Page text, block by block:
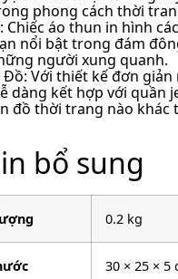
phong cách thời
Chiếc áo thun in hình
nổi bật trong đám
người xung quanh.
Đồ: Với thiết kế đơn
dàng kết hợp với quần
đồ thời trang nào khác
bổ sung
0.2 kg
30 × 25 × 5